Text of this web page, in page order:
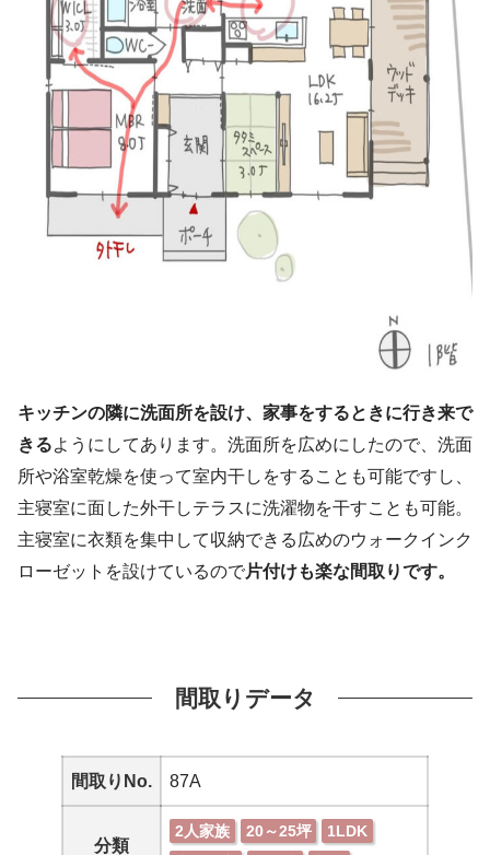
キッチンの隣に洗面所を設け、家事をするときに行き来で
きるようにしてあります。洗面所を広めにしたので、洗面
所や浴室乾燥を使って室内干しをすることも可能ですし、
主寝室に面した外干しテラスに洗濯物を干すことも可能。
主寝室に衣類を集中して収納できる広めのウォークインク
ローゼットを設けているので片付けも楽な間取りです。
間取りデータ
間取りNo. 87A
分類
2人家族 20～25坪
1LDK